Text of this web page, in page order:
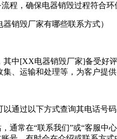
程，确保电器销毁过程符合环
中[XX电器销毁厂家]备受好
、运输和处理等，为客户提供
通过以下方式查询其电话号码
通常在“联系我们”或“客服中